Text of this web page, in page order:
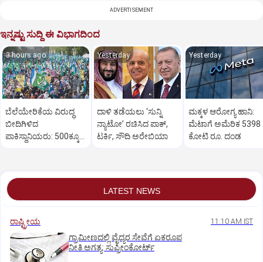
ADVERTISEMENT
ಇನ್ನಷ್ಟು ಸುದ್ದಿ ಈ ವಿಭಾಗದಿಂದ
3 hours ago
ಬೆಲೆಯೇರಿಕೆಯ ವಿರುದ್ಧ
ಬೀದಿಗಿಳಿದ
ಪಾಕಿಸ್ಥಾನಿಯರು: ‌500ಕ್ಕೂ
Yesterday
ದಾಳಿ ತಡೆಯಲು ‘ಸುನ್ನಿ
ನ್ಯಾಟೋ’ ರಚಿಸಿದ ಪಾಕ್‌,
ಟರ್ಕಿ, ಸೌದಿ ಅರೇಬಿಯಾ
Yesterday
ಮಕ್ಕಳ ಆರೋಗ್ಯ ಹಾನಿ:
ಮೆಟಾಗೆ ಅಮೆರಿಕ 5398
ಕೋಟಿ ರೂ. ದಂಡ
LATEST NEWS
ರಾಷ್ಟ್ರೀಯ 11:10 AM IST
ಗ್ರಾಮೀಣದಲ್ಲಿ ವೈದ್ಯರ ಸೇವೆಗೆ ಏಕರೂಪ
ನೀತಿ ಅಗತ್ಯ: ಸುಪ್ರೀಂಕೋರ್ಟ್‌